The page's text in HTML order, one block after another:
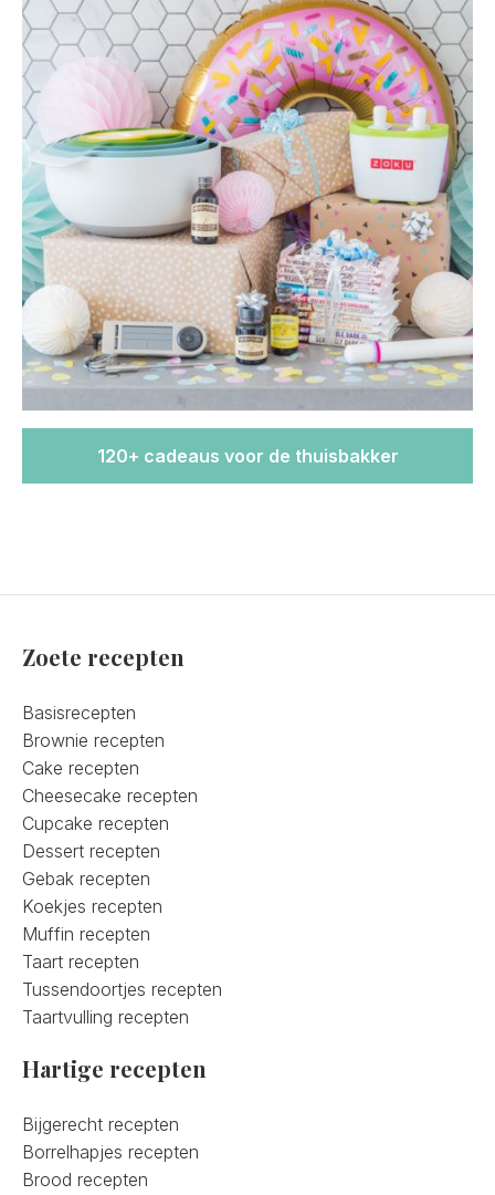
120+ cadeaus voor de thuisbakker
Zoete recepten
Basisrecepten
Brownie recepten
Cake recepten
Cheesecake recepten
Cupcake recepten
Dessert recepten
Gebak recepten
Koekjes recepten
Muffin recepten
Taart recepten
Tussendoortjes recepten
Taartvulling recepten
Hartige recepten
Bijgerecht recepten
Borrelhapjes recepten
Brood recepten